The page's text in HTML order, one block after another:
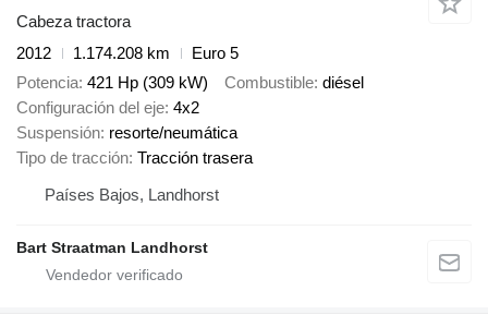
Cabeza tractora
2012
1.174.208 km
Euro 5
Potencia 421 Hp (309 kW) Combustible diésel
Configuración del eje 4x2
Suspensión resorte/neumática
Tipo de tracción Tracción trasera
Países Bajos, Landhorst
Bart Straatman Landhorst